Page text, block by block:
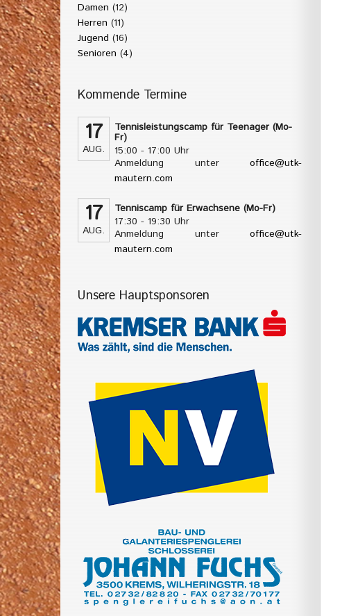
Damen (12)
Herren (11)
Jugend (16)
Senioren (4)
Kommende Termine
17
AUG.
Tennisleistungscamp für Teenager (Mo-
Fr)
15:00 - 17:00 Uhr
Anmeldung unter office@utk-
mautern.com
17
AUG.
Tenniscamp für Erwachsene (Mo-Fr)
17:30 - 19:30 Uhr
Anmeldung unter office@utk-
mautern.com
Unsere Hauptsponsoren